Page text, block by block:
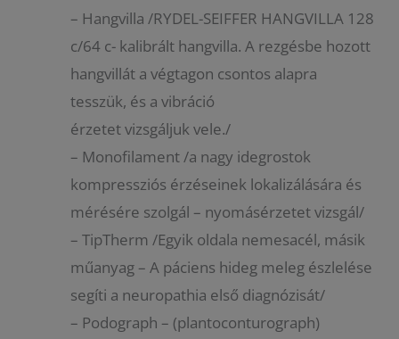
– Hangvilla /RYDEL-SEIFFER HANGVILLA 128
c/64 c- kalibrált hangvilla. A rezgésbe hozott
hangvillát a végtagon csontos alapra
tesszük, és a vibráció
érzetet vizsgáljuk vele./
– Monofilament /a nagy idegrostok
kompressziós érzéseinek lokalizálására és
mérésére szolgál – nyomásérzetet vizsgál/
– TipTherm /Egyik oldala nemesacél, másik
műanyag – A páciens hideg meleg észlelése
segíti a neuropathia első diagnózisát/
– Podograph – (plantoconturograph)